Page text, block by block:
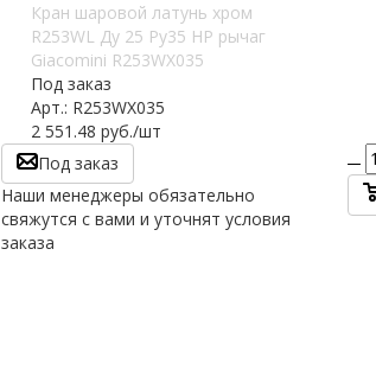
Кран шаровой латунь хром
R253WL Ду 25 Ру35 НР рычаг
Giacomini R253WX035
Под заказ
Арт.: R253WX035
2 551.48 руб./шт
Под заказ
Наши менеджеры обязательно
свяжутся с вами и уточнят условия
заказа